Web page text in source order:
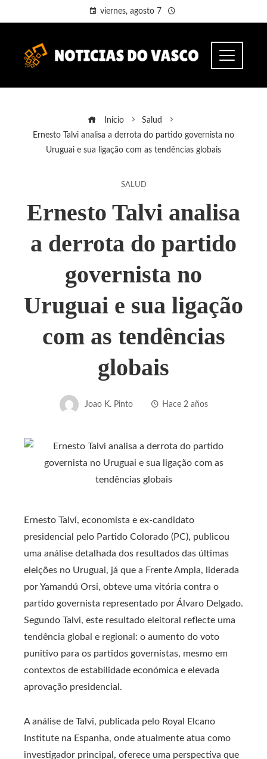
viernes, agosto 7
Inicio
Salud
Ernesto Talvi analisa a derrota do partido governista no
Uruguai e sua ligação com as tendências globais
SALUD
Ernesto Talvi analisa
a derrota do partido
governista no
Uruguai e sua ligação
com as tendências
globais
Joao K. Pinto Hace 2 años
Ernesto Talvi, economista e ex-candidato
presidencial pelo Partido Colorado (PC), publicou
uma análise detalhada dos resultados das últimas
eleições no Uruguai, já que a Frente Ampla, liderada
por Yamandú Orsi, obteve uma vitória contra o
partido governista representado por Álvaro Delgado.
Segundo Talvi, este resultado eleitoral reflecte uma
tendência global e regional: o aumento do voto
punitivo para os partidos governistas, mesmo em
contextos de estabilidade económica e elevada
aprovação presidencial.
A análise de Talvi, publicada pelo Royal Elcano
Institute na Espanha, onde atualmente atua como
investigador principal, oferece uma perspectiva que